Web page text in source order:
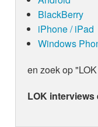
BlackBerry
iPhone / iPad
Windows
en zoek op
LOK